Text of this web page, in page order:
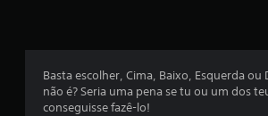
Basta escolher, Cima, Baixo, Esquerda ou
não é? Seria uma pena se tu ou um dos
conseguisse fazê-lo!